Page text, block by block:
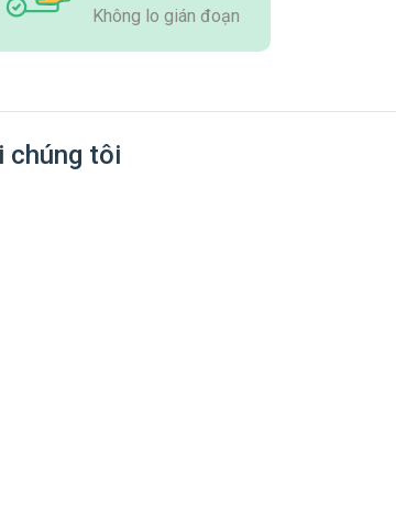
Không lo gián đoạn
chúng tôi